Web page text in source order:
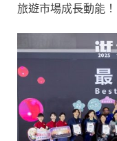
旅遊市場成長動能！